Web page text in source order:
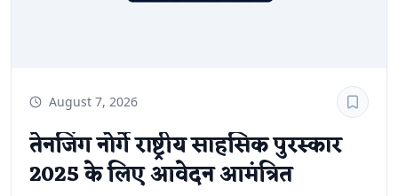
नई प्रक्रिया के अनुसार कार्रवाई करने के निर्देश जारी कर दिए हैं।
August 7, 2026
तेनजिंग नोर्गे राष्ट्रीय साहसिक पुरस्कार
2025 के लिए आवेदन आमंत्रित